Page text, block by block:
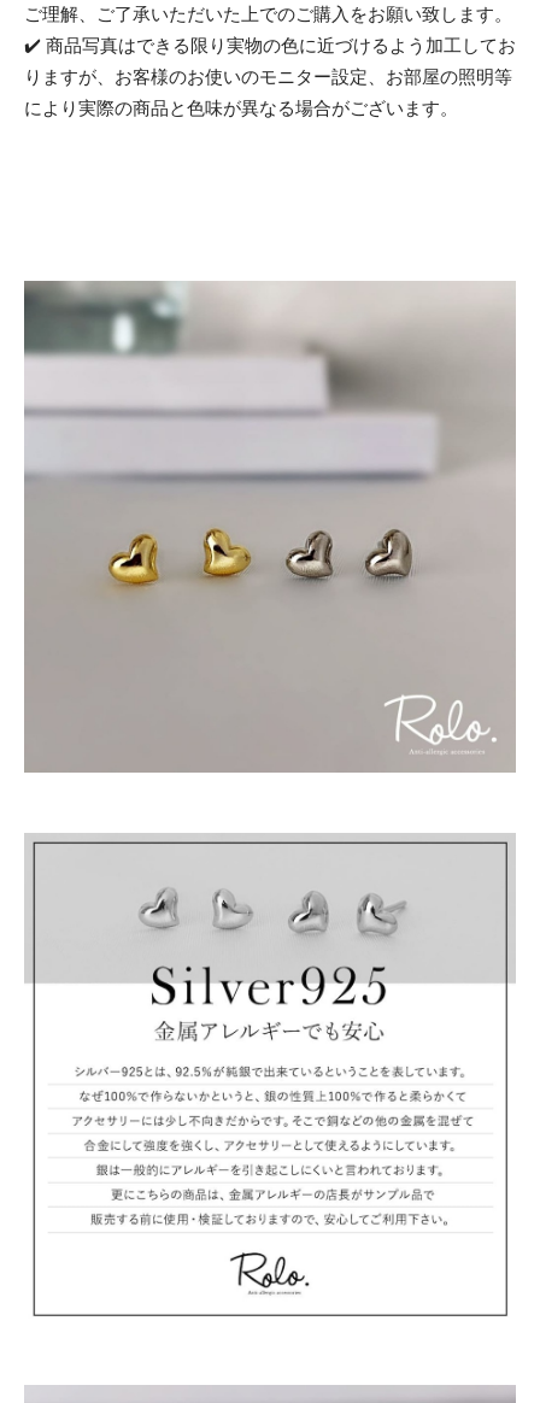
ご理解、ご了承いただいた上でのご購入をお願い致します。
✔️ 商品写真はできる限り実物の色に近づけるよう加工してお
りますが、お客様のお使いのモニター設定、お部屋の照明等
により実際の商品と色味が異なる場合がございます。